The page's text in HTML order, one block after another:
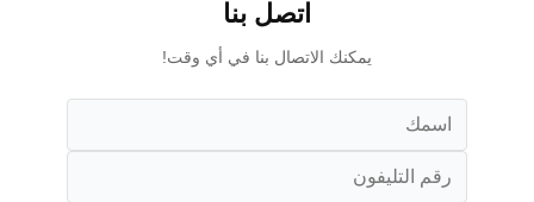
اتصل بنا
يمكنك الاتصال بنا في أي وقت!